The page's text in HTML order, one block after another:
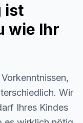
ist
wie Ihr
Wir
Ihres Kindes